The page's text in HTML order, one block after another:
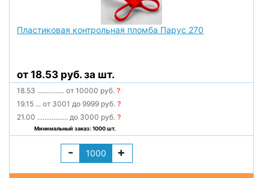
Пластиковая контрольная пломба Парус 270
от 18.53 руб. за шт.
18.53 ............... от 10000 руб.?
19.15 ... от 3001 до 9999 руб.?
21.00 ................. до 3000 руб.?
Минимальный заказ: 1000 шт.
- +